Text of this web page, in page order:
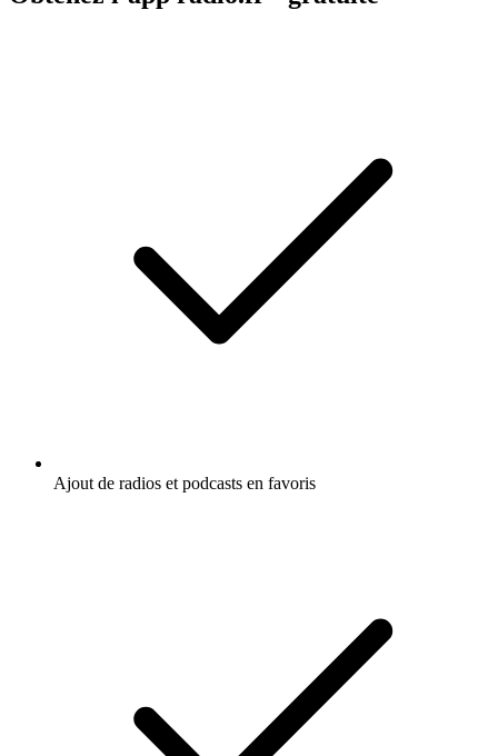
Ajout de radios et podcasts en favoris